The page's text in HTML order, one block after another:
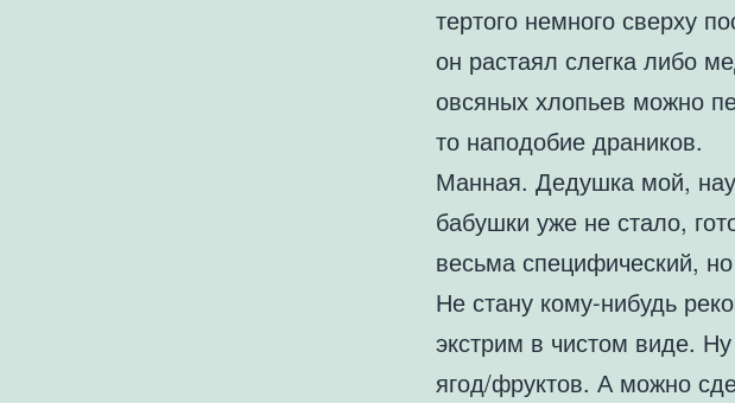
тертого немного сверху
он растаял слегка либо
овсяных хлопьев можно
то наподобие драников.
Манная. Дедушка мой,
бабушки уже не стало,
весьма специфический,
Не стану кому-нибудь
экстрим в чистом виде.
ягод/фруктов. А можно